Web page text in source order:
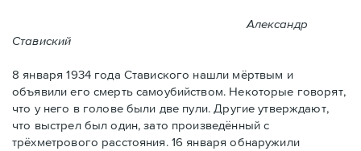
Александр
Ставиский
8 января 1934 года Ставиского нашли мёртвым и
объявили его смерть самоубийством. Некоторые говорят,
что у него в голове были две пули. Другие утверждают,
что выстрел был один, зато произведённый с
трёхметровoго расстояния. 16 января обнаружили